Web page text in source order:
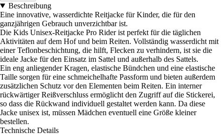
Beschreibung
Eine innovative, wasserdichte Reitjacke für Kinder, die für den
ganzjährigen Gebrauch unverzichtbar ist.
Die Kids Unisex-Reitjacke Pro Rider ist perfekt für die täglichen
Aktivitäten auf dem Hof und beim Reiten. Vollständig wasserdicht mit
einer Teflonbeschichtung, die hilft, Flecken zu verhindern, ist sie die
ideale Jacke für den Einsatz im Sattel und außerhalb des Sattels.
Ein eng anliegender Kragen, elastische Bündchen und eine elastische
Taille sorgen für eine schmeichelhafte Passform und bieten außerdem
zusätzlichen Schutz vor den Elementen beim Reiten. Ein interner
rückwärtiger Reißverschluss ermöglicht den Zugriff auf die Stickerei,
so dass die Rückwand individuell gestaltet werden kann. Da diese
Jacke unisex ist, müssen Mädchen eventuell eine Größe kleiner
bestellen.
Technische Details